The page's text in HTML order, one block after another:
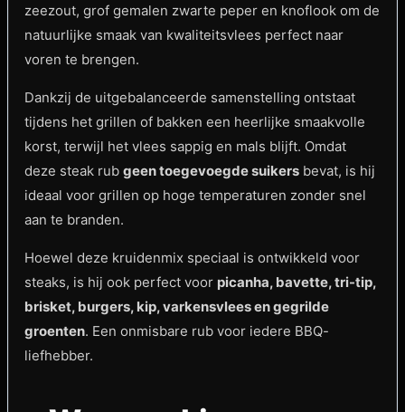
zeezout, grof gemalen zwarte peper en knoflook om de
natuurlijke smaak van kwaliteitsvlees perfect naar
voren te brengen.
Dankzij de uitgebalanceerde samenstelling ontstaat
tijdens het grillen of bakken een heerlijke smaakvolle
korst, terwijl het vlees sappig en mals blijft. Omdat
deze steak rub geen toegevoegde suikers bevat, is hij
ideaal voor grillen op hoge temperaturen zonder snel
aan te branden.
Hoewel deze kruidenmix speciaal is ontwikkeld voor
steaks, is hij ook perfect voor picanha, bavette, tri-tip,
brisket, burgers, kip, varkensvlees en gegrilde
groenten. Een onmisbare rub voor iedere BBQ-
liefhebber.